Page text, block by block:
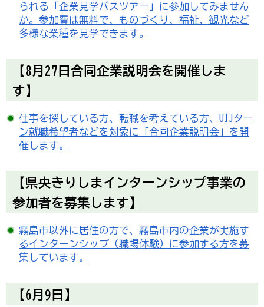
られる「企業見学バスツアー」に参加してみません
か。参加費は無料で、ものづくり、福祉、観光など
多様な業種を見学できます。
【8月27日合同企業説明会を開催しま
す】
仕事を探している方、転職を考えている方、UIJター
ン就職希望者などを対象に「合同企業説明会」を開
催します。
【県央きりしまインターンシップ事業の
参加者を募集します】
霧島市以外に居住の方で、霧島市内の企業が実施す
るインターンシップ（職場体験）に参加する方を募
集しています。
【6月9日】